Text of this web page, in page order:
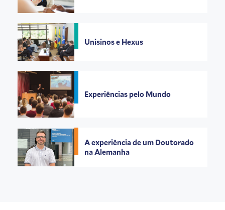
Unisinos e Hexus
Experiências pelo Mundo
A experiência de um Doutorado
na Alemanha